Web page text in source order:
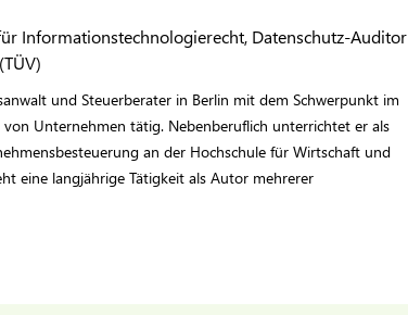
Informationstechnologierecht, Datenschutz-Auditor
und Steuerberater in Berlin mit dem Schwerpunkt im
von Unternehmen tätig. Nebenberuflich unterrichtet er als
an der Hochschule für Wirtschaft und
eine langjährige Tätigkeit als Autor mehrerer